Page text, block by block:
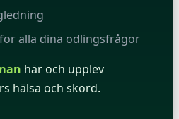
alla dina odlingsfrågor
här och upplev
hälsa och skörd.